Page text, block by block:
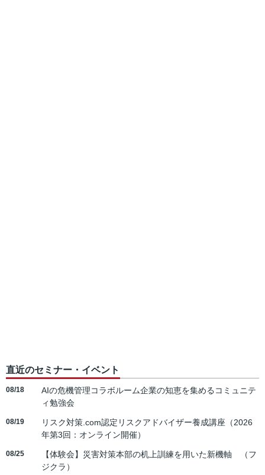
直近のセミナー・イベント
08/18
AIの危機管理コラボルーム企業の知恵を集めるコミュニテ
ィ勉強会
08/19
リスク対策.com認定リスクアドバイザー養成講座（2026
年第3回：オンライン開催）
08/25
【体験会】災害対策本部の机上訓練を用いた新機軸 （フ
ジクラ）